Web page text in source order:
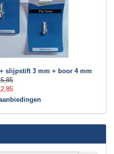
slijpstift 3 mm + boor 4 mm